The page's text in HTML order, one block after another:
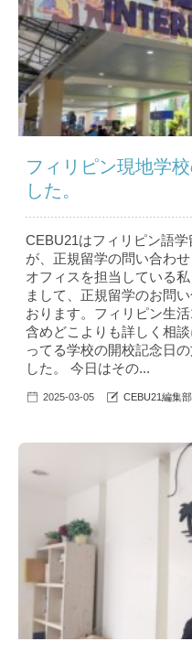
フィリピン現地学
した。
CEBU21はフィリピン語
が、正規留学の問い合わ
オフィスを担当している
まして、正規留学のお問
おります。フィリピン生
含めどこよりも詳しく相
ってる学校の開校記念日
した。 今日はその...
2025-03-05 CEBU21編集部